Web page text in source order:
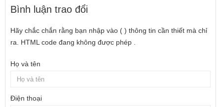
Bình luận trao đổi
Hãy chắc chắn rằng bạn nhập vào ( ) thông tin cần thiết mà chỉ
ra. HTML code đang không được phép .
Họ và tên
Điện thoại